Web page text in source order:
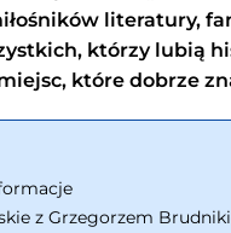
literatury,
którzy lubią
które dobrze
z Grzegorzem